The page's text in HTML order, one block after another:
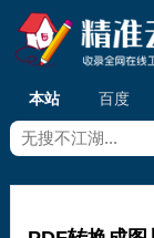
本站 百度